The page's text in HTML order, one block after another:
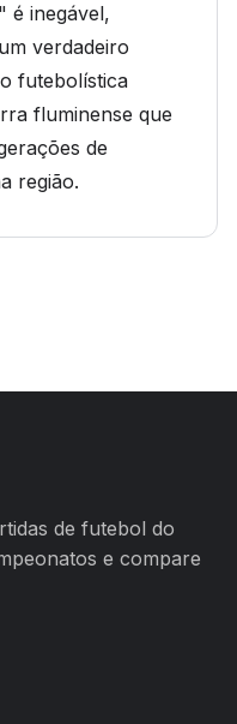
é inegável,
verdadeiro
futebolística
fluminense que
de
região.
de futebol do
e compare